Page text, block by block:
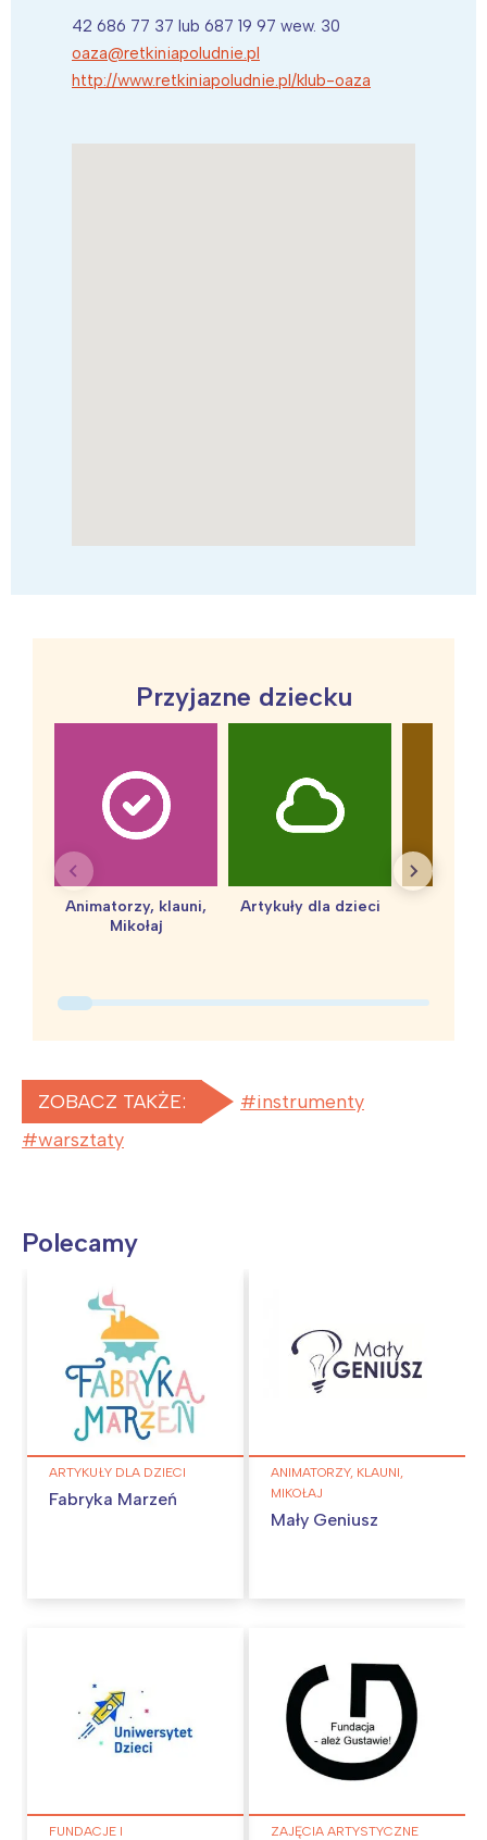
42 686 77 37 lub 687 19 97 wew. 30
oaza@retkiniapoludnie.pl
http://www.retkiniapoludnie.pl/klub-oaza
Przyjazne dziecku
Animatorzy, klauni,
Mikołaj
Artykuły dla dzieci
ZOBACZ TAKŻE:
instrumenty
warsztaty
Polecamy
ARTYKUŁY DLA DZIECI
Fabryka Marzeń
ANIMATORZY, KLAUNI,
MIKOŁAJ
Mały Geniusz
FUNDACJE I
ZAJĘCIA ARTYSTYCZNE
Warszawa
Łódź
Trójmiasto
Wrocław
Śląsk
Kraków
Południe
Północ
Wszystkie